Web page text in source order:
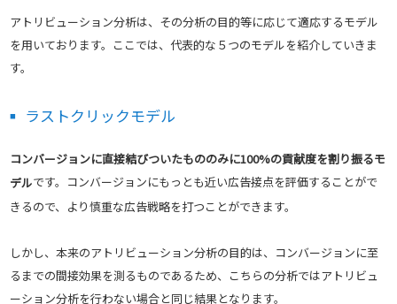
アトリビューション分析は、その分析の目的等に応じて適応するモデル
を用いております。ここでは、代表的な５つのモデルを紹介していきま
す。
ラストクリックモデル
コンバージョンに直接結びついたもののみに100%の貢献度を割り振るモ
デルです。コンバージョンにもっとも近い広告接点を評価することがで
きるので、より慎重な広告戦略を打つことができます。
しかし、本来のアトリビューション分析の目的は、コンバージョンに至
るまでの間接効果を測るものであるため、こちらの分析ではアトリビュ
ーション分析を行わない場合と同じ結果となります。